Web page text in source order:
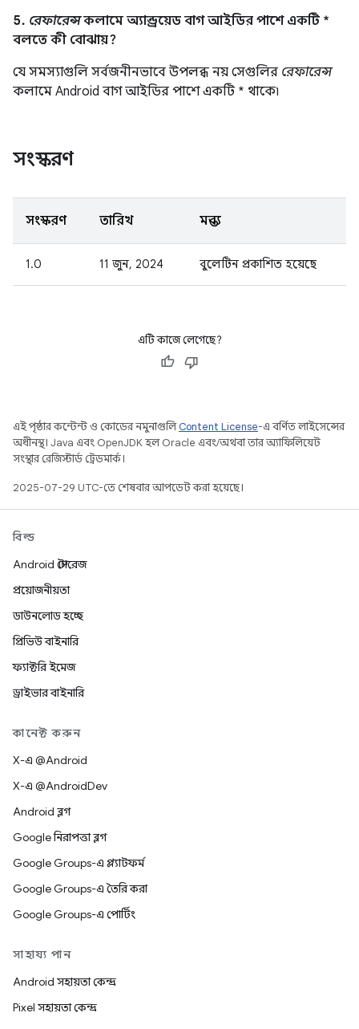
5. রেফারেন্সকলামে অ্যান্ড্রয়েড বাগ আইডির পাশে একটি *
বলতে কী বোঝায়?
যে সমস্যাগুলি সর্বজনীনভাবে উপলব্ধ নয় সেগুলির রেফারেন্স
কলামে Android বাগ আইডির পাশে একটি * থাকে৷
সংস্করণ
সংস্করণ তারিখ মন্তব্য
1.0 11 জুন, 2024 বুলেটিন প্রকাশিত হয়েছে
এটি কাজে লেগেছে?
এই পৃষ্ঠার কন্টেন্ট ও কোডের নমুনাগুলিContent License-এ বর্ণিত লাইসেন্সের
অধীনস্থ। Java এবং OpenJDK হল Oracle এবং/অথবা তার অ্যাফিলিয়েট
সংস্থার রেজিস্টার্ড ট্রেডমার্ক।
2025-07-29 UTC-তে শেষবার আপডেট করা হয়েছে।
বিল্ড
Android স্টোরেজ
প্রয়োজনীয়তা
ডাউনলোড হচ্ছে
প্রিভিউ বাইনারি
ফ্যাক্টরি ইমেজ
ড্রাইভার বাইনারি
কানেক্ট করুন
X-এ @Android
X-এ @AndroidDev
Android ব্লগ
Google নিরাপত্তা ব্লগ
Google Groups-এ প্ল্যাটফর্ম
Google Groups-এ তৈরি করা
Google Groups-এ পোর্টিং
সাহায্য পান
Android সহায়তা কেন্দ্র
Pixel সহায়তা কেন্দ্র